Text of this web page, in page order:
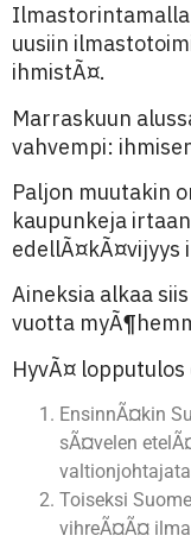
uusiin
ihmistÃ¤.
Marraskuun
vahvempi:
Paljon muutakin
kaupunkeja
edellÃ¤kÃ¤vijyys
Aineksia alkaa
vuotta
HyvÃ¤
EnsinnÃ¤kin
sÃ¤velen
Toiseksi
vihreÃ¤Ã¤